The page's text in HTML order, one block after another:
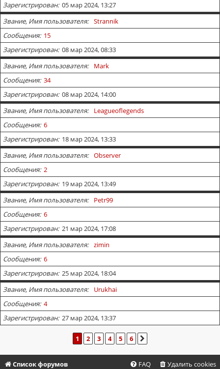
Зарегистрирован 05 мар 2024, 13:27
Звание, Имя пользователя
Strannik
Сообщения 15
Зарегистрирован 08 мар 2024, 08:33
Звание, Имя пользователя
Mark
Сообщения 34
Зарегистрирован 08 мар 2024, 14:00
Звание, Имя пользователя
Leagueoflegends
Сообщения 6
Зарегистрирован 18 мар 2024, 13:33
Звание, Имя пользователя
Observer
Сообщения 2
Зарегистрирован 19 мар 2024, 13:49
Звание, Имя пользователя
Petr99
Сообщения 6
Зарегистрирован 21 мар 2024, 17:08
Звание, Имя пользователя
zimin
Сообщения 6
Зарегистрирован 25 мар 2024, 18:04
Звание, Имя пользователя
Urukhai
Сообщения 4
Зарегистрирован 27 мар 2024, 13:37
1 2 3 4 5 6
Список форумов Удалить cookies
FAQ